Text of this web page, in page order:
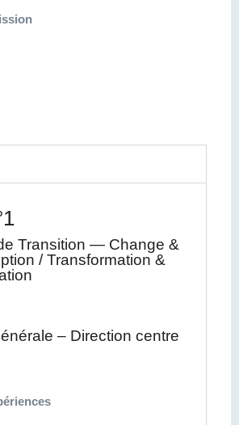
Transition — Change &
/ Transformation &
– Direction centre